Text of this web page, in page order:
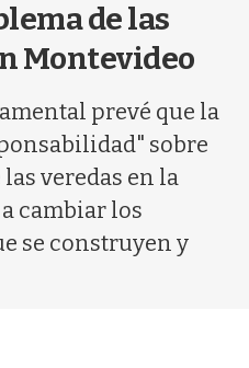
de las
Montevideo
prevé que la
sobre
veredas en la
cambiar los
se construyen y